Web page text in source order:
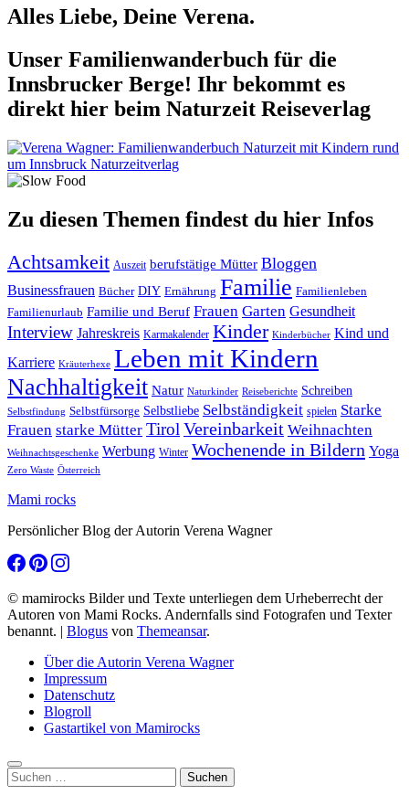
Alles Liebe, Deine Verena.
Unser Familienwanderbuch für die
Innsbrucker Berge! Ihr bekommt es
direkt hier beim Naturzeit Reiseverlag
Zu diesen Themen findest du hier Infos
Achtsamkeit Auszeit berufstätige Mütter Bloggen
Businessfrauen Bücher DIY Ernährung Familie Familienleben
Familienurlaub Familie und Beruf Frauen Garten Gesundheit
Interview Jahreskreis Karmakalender Kinder Kinderbücher Kind und
Karriere Kräuterhexe Leben mit Kindern
Nachhaltigkeit Natur Naturkinder Reiseberichte Schreiben
Selbstfindung Selbstfürsorge Selbstliebe Selbständigkeit spielen Starke
Frauen starke Mütter Tirol Vereinbarkeit Weihnachten
Weihnachtsgeschenke Werbung Winter Wochenende in Bildern Yoga
Zero Waste Österreich
Mami rocks
Persönlicher Blog der Autorin Verena Wagner
© mamirocks Bilder und Texte unterliegen dem Urheberrecht der
Autoren von Mami Rocks. Andernfalls sind Fotografen und Texter
benannt. | Blogus von Themeansar.
Über die Autorin Verena Wagner
Impressum
Datenschutz
Blogroll
Gastartikel von Mamirocks
Suchen
nach: